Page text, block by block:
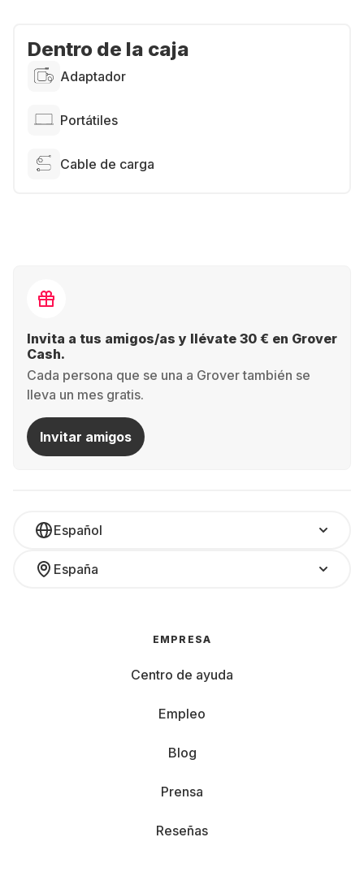
Dentro de la caja
Adaptador
Portátiles
Cable de carga
Invita a tus amigos/as y llévate 30 € en Grover
Cash.
Cada persona que se una a Grover también se
lleva un mes gratis.
Invitar amigos
Español
España
EMPRESA
Centro de ayuda
Empleo
Blog
Prensa
Reseñas